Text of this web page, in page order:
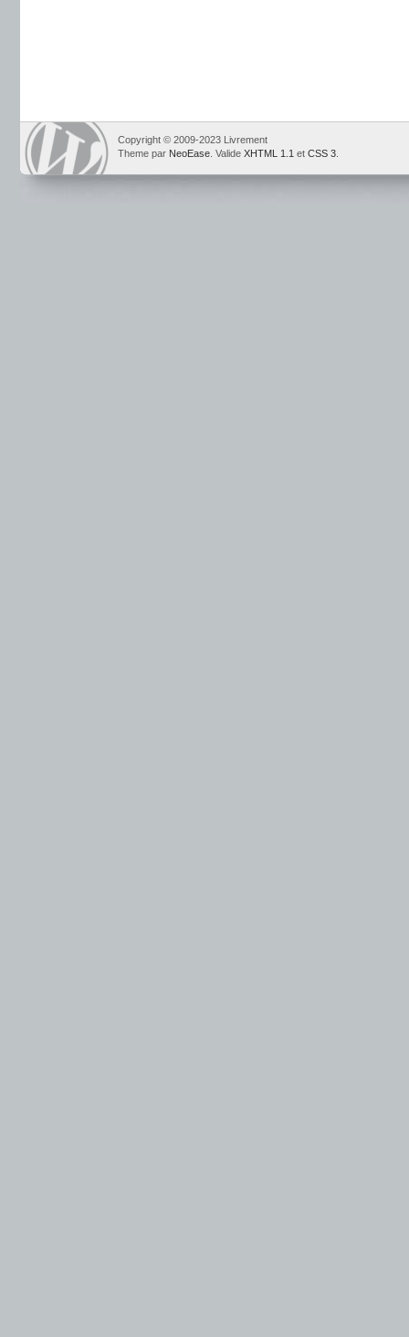
Copyright © 2009-2023 Livrement
Theme par NeoEase . Valide XHTML 1.1 et CSS 3